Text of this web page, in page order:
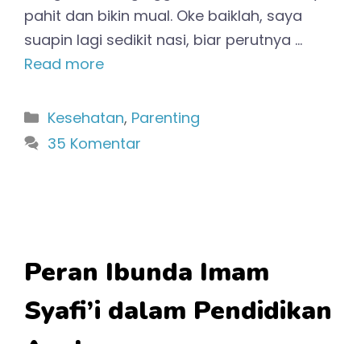
pahit dan bikin mual. Oke baiklah, saya
suapin lagi sedikit nasi, biar perutnya …
Read more
Kategori
Kesehatan, Parenting
35 Komentar
Peran Ibunda Imam
Syafi’i dalam Pendidikan